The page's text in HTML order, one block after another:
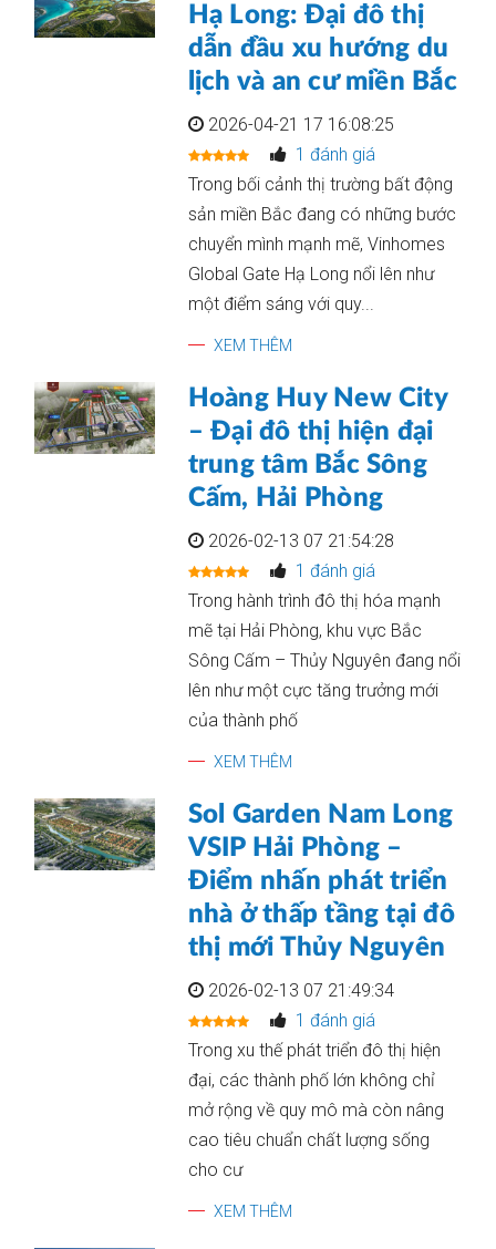
Hạ Long: Đại đô thị
dẫn đầu xu hướng du
lịch và an cư miền Bắc
2026-04-21 17 16:08:25
1 đánh giá
Trong bối cảnh thị trường bất động
sản miền Bắc đang có những bước
chuyển mình mạnh mẽ, Vinhomes
Global Gate Hạ Long nổi lên như
một điểm sáng với quy...
XEM THÊM
Hoàng Huy New City
– Đại đô thị hiện đại
trung tâm Bắc Sông
Cấm, Hải Phòng
2026-02-13 07 21:54:28
1 đánh giá
Trong hành trình đô thị hóa mạnh
mẽ tại Hải Phòng, khu vực Bắc
Sông Cấm – Thủy Nguyên đang nổi
lên như một cực tăng trưởng mới
của thành phố
XEM THÊM
Sol Garden Nam Long
VSIP Hải Phòng –
Điểm nhấn phát triển
nhà ở thấp tầng tại đô
thị mới Thủy Nguyên
2026-02-13 07 21:49:34
1 đánh giá
Trong xu thế phát triển đô thị hiện
đại, các thành phố lớn không chỉ
mở rộng về quy mô mà còn nâng
cao tiêu chuẩn chất lượng sống
cho cư
XEM THÊM